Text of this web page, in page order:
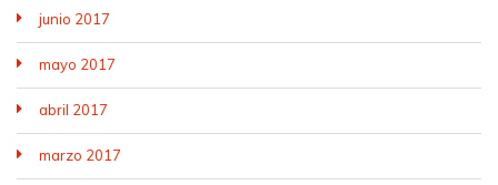
junio 2017
mayo 2017
abril 2017
marzo 2017